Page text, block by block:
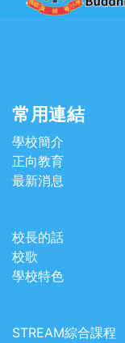
常用連結
學校簡介
正向教育
最新消息
校長的話
校歌
學校特色
STREAM綜合課程